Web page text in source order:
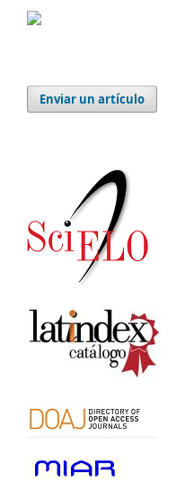
Enviar un artículo